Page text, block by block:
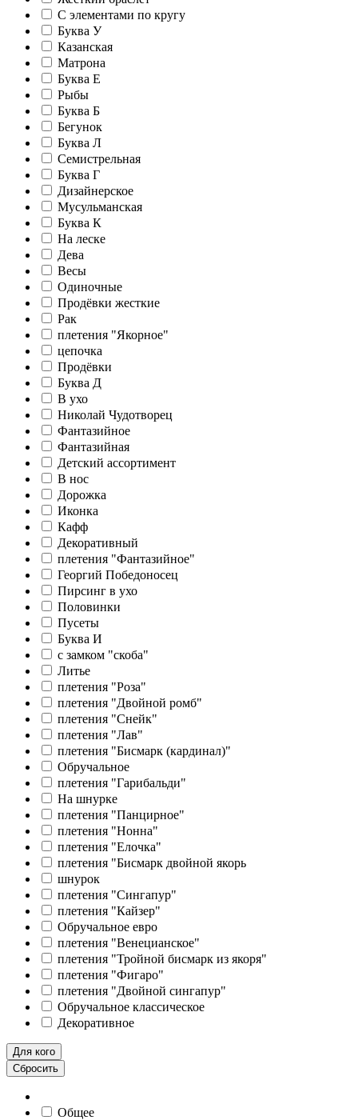
С элементами по кругу
Буква У
Казанская
Матрона
Буква Е
Рыбы
Буква Б
Бегунок
Буква Л
Семистрельная
Буква Г
Дизайнерское
Мусульманская
Буква К
На леске
Дева
Весы
Одиночные
Продёвки жесткие
Рак
плетения "Якорное"
цепочка
Продёвки
Буква Д
В ухо
Николай Чудотворец
Фантазийное
Фантазийная
Детский ассортимент
В нос
Дорожка
Иконка
Кафф
Декоративный
плетения "Фантазийное"
Георгий Победоносец
Пирсинг в ухо
Половинки
Пусеты
Буква И
c замком "скоба"
Литье
плетения "Роза"
плетения "Двойной ромб"
плетения "Снейк"
плетения "Лав"
плетения "Бисмарк (кардинал)"
Обручальное
плетения "Гарибальди"
На шнурке
плетения "Панцирное"
плетения "Нонна"
плетения "Елочка"
плетения "Бисмарк двойной якорь
шнурок
плетения "Сингапур"
плетения "Кайзер"
Обручальное евро
плетения "Венецианское"
плетения "Тройной бисмарк из якоря"
плетения "Фигаро"
плетения "Двойной сингапур"
Обручальное классическое
Декоративное
Для кого
Сбросить
Общее